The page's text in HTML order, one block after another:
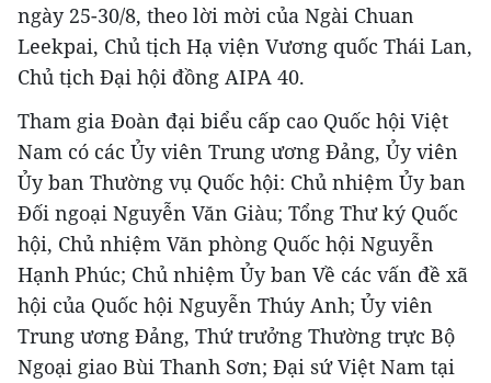
ngày 25-30/8, theo lời mời của Ngài Chuan
Leekpai, Chủ tịch Hạ viện Vương quốc Thái Lan,
Chủ tịch Đại hội đồng AIPA 40.
Tham gia Đoàn đại biểu cấp cao Quốc hội Việt
Nam có các Ủy viên Trung ương Đảng, Ủy viên
Ủy ban Thường vụ Quốc hội: Chủ nhiệm Ủy ban
Đối ngoại Nguyễn Văn Giàu; Tổng Thư ký Quốc
hội, Chủ nhiệm Văn phòng Quốc hội Nguyễn
Hạnh Phúc; Chủ nhiệm Ủy ban Về các vấn đề xã
hội của Quốc hội Nguyễn Thúy Anh; Ủy viên
Trung ương Đảng, Thứ trưởng Thường trực Bộ
Ngoại giao Bùi Thanh Sơn; Đại sứ Việt Nam tại